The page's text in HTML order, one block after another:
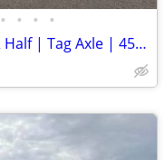
• • • •
2015 Entegra Anthem 44 – Bath & Half | Tag Axle | 450HP Cummins